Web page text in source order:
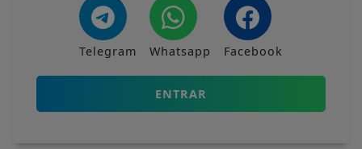
Telegram Whatsapp Facebook
ENTRAR